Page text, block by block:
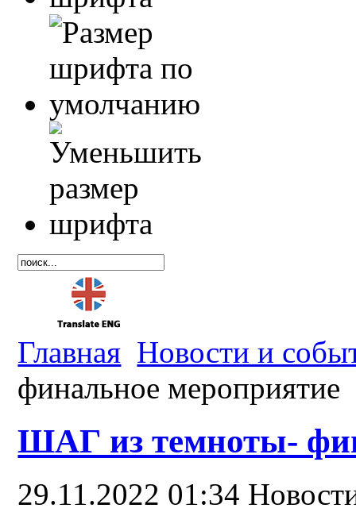
Главная Новости и
финальное мероприятие
ШАГ из темноты-
29.11.2022 01:34